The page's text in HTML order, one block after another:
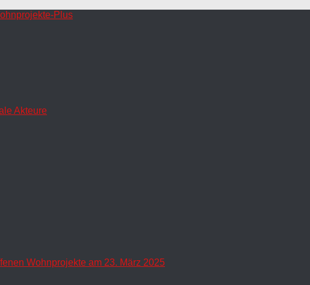
Akteure
Wohnprojekte am 23. März 2025